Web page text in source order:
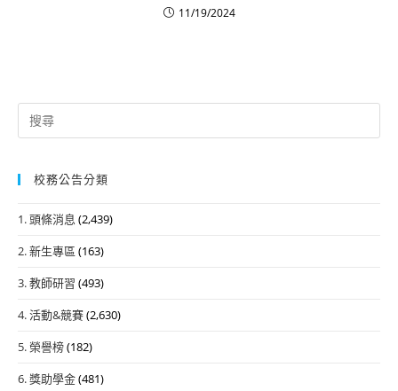
11/19/2024
Search
for:
校務公告分類
1. 頭條消息 (2,439)
2. 新生專區 (163)
3. 教師研習 (493)
4. 活動&競賽(2,630)
5. 榮譽榜(182)
6. 獎助學金(481)